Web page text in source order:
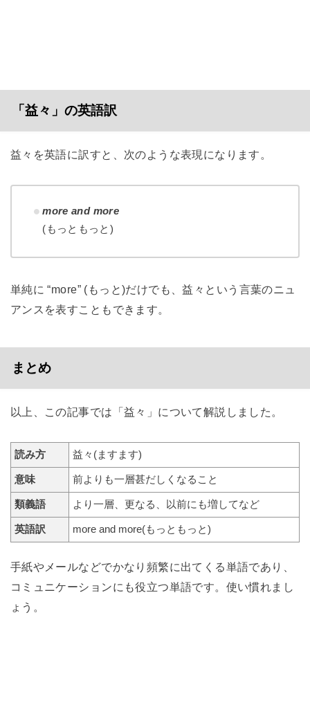
「益々」の英語訳
益々を英語に訳すと、次のような表現になります。
more and more
(もっともっと)
単純に “more” (もっと)だけでも、益々という言葉のニュ
アンスを表すこともできます。
まとめ
以上、この記事では「益々」について解説しました。
読み方 益々(ますます)
意味 前よりも一層甚だしくなること
類義語 より一層、更なる、以前にも増してなど
英語訳 more and more(もっともっと)
手紙やメールなどでかなり頻繁に出てくる単語であり、
コミュニケーションにも役立つ単語です。使い慣れまし
ょう。